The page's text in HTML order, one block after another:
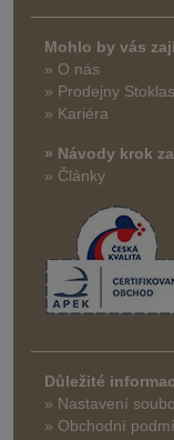
Mohlo by vás
» O nás
» Prodejny
» Kariéra
» Návody krok
» Články
Důležité
» Nastavení
» Obchodní